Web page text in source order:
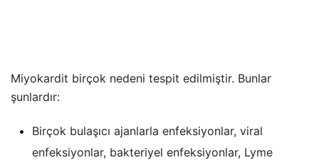
Miyokardit birçok nedeni tespit edilmiştir. Bunlar
şunlardır:
Birçok bulaşıcı ajanlarla enfeksiyonlar, viral
enfeksiyonlar, bakteriyel enfeksiyonlar, Lyme